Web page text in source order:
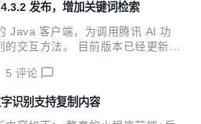
发布，增加关键词检索
Java 客户端，为调用腾讯 AI 功
交互方法。 目前版本已经更新至
。方法支持图片URL识别 Java J
artifactId> <version
全部特性 【face人脸识
5 评论
识别支持复制内容